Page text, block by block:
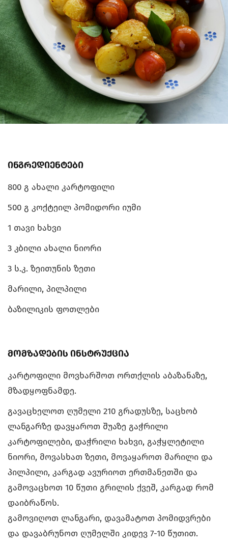
ინგრედიენტები
800 გ ახალი კარტოფილი
500 გ კოქტეილ პომიდორი იუმი
1 თავი ხახვი
3 კბილი ახალი ნიორი
3 ს.კ. ზეითუნის ზეთი
მარილი, პილპილი
ბაზილიკის ფოთლები
მომზადების ინსტრუქცია
კარტოფილი მოვხარშოთ ორთქლის აბაზანაზე,
მზადყოფნამდე.
გავაცხელოთ ღუმელი 210 გრადუსზე, საცხობ
ლანგარზე დავყაროთ შუაზე გაჭრილი
კარტოფილები, დაჭრილი ხახვი, გაჭყლეტილი
ნიორი, მოვასხათ ზეთი, მოვაყაროთ მარილი და
პილპილი, კარგად ავურიოთ ერთმანეთში და
გამოვაცხოთ 10 წუთი გრილის ქვეშ, კარგად რომ
დაიბრაწოს.
გამოვიღოთ ლანგარი, დავამატოთ პომიდვრები
და დავაბრუნოთ ღუმელში კიდევ 7-10 წუთით.